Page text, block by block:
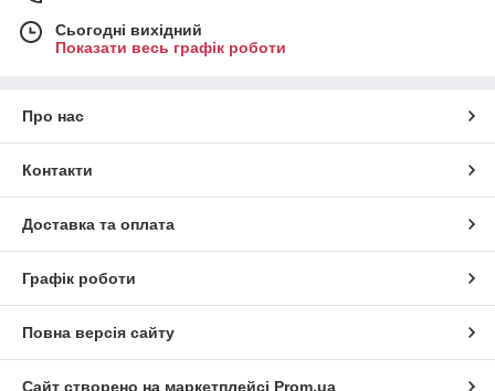
Сьогодні вихідний
Показати весь графік роботи
Про нас
Контакти
Доставка та оплата
Графік роботи
Повна версія сайту
Сайт створено на маркетплейсі Prom.ua